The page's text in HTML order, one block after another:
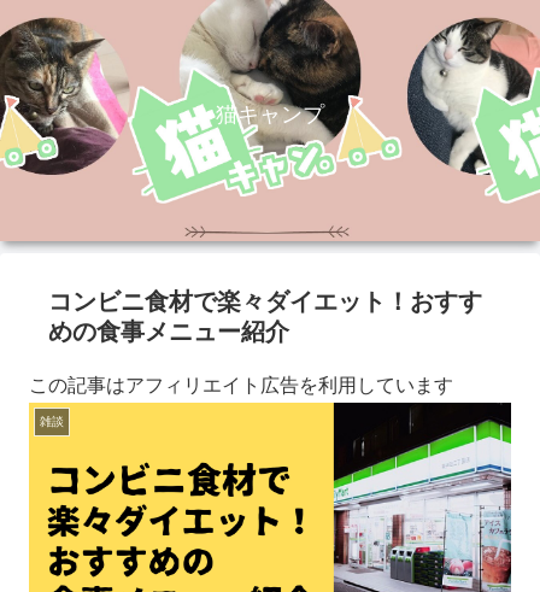
猫キャンプ
コンビニ食材で楽々ダイエット！おすす
めの食事メニュー紹介
この記事はアフィリエイト広告を利用しています
雑談